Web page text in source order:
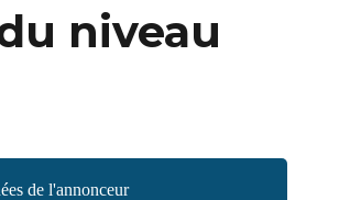
niveau
de l'annonceur